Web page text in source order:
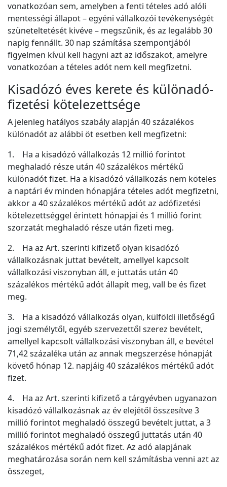
vonatkozóan sem, amelyben a fenti tételes adó alóli
mentességi állapot – egyéni vállalkozói tevékenységét
szüneteltetését kivéve – megszűnik, és az legalább 30
napig fennállt. 30 nap számítása szempontjából
figyelmen kívül kell hagyni azt az időszakot, amelyre
vonatkozóan a tételes adót nem kell megfizetni.
Kisadózó éves kerete és különadó-
fizetési kötelezettsége
A jelenleg hatályos szabály alapján 40 százalékos
különadót az alábbi öt esetben kell megfizetni:
1. Ha a kisadózó vállalkozás 12 millió forintot
meghaladó része után 40 százalékos mértékű
különadót fizet. Ha a kisadózó vállalkozás nem köteles
a naptári év minden hónapjára tételes adót megfizetni,
akkor a 40 százalékos mértékű adót az adófizetési
kötelezettséggel érintett hónapjai és 1 millió forint
szorzatát meghaladó része után fizeti meg.
2. Ha az Art. szerinti kifizető olyan kisadózó
vállalkozásnak juttat bevételt, amellyel kapcsolt
vállalkozási viszonyban áll, e juttatás után 40
százalékos mértékű adót állapít meg, vall be és fizet
meg.
3. Ha a kisadózó vállalkozás olyan, külföldi illetőségű
jogi személytől, egyéb szervezettől szerez bevételt,
amellyel kapcsolt vállalkozási viszonyban áll, e bevétel
71,42 százaléka után az annak megszerzése hónapját
követő hónap 12. napjáig 40 százalékos mértékű adót
fizet.
4. Ha az Art. szerinti kifizető a tárgyévben ugyanazon
kisadózó vállalkozásnak az év elejétől összesítve 3
millió forintot meghaladó összegű bevételt juttat, a 3
millió forintot meghaladó összegű juttatás után 40
százalékos mértékű adót fizet. Az adó alapjának
meghatározása során nem kell számításba venni azt az
összeget,